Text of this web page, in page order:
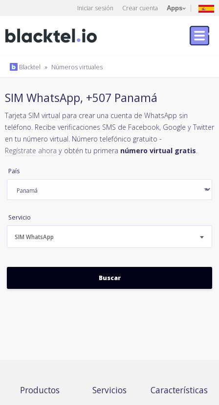
Iniciar sesión Crear cuenta Apps
Blacktel » Números virtuales
SIM WhatsApp, +507 Panamá
Tarjeta SIM virtual para crear una cuenta de WhatsApp sin
teléfono. Recibe verificaciones SMS de Facebook, Google y Twitter
en tu número virtual. Número telefónico gratuito -
Regístrate ahora y obtén tu primera número virtual gratis.
País
Servicio
SIM WhatsApp
Productos Servicios Características